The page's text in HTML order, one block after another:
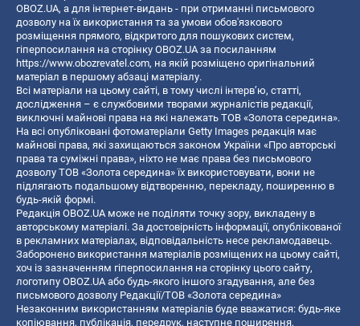
OBOZ.UA, а для інтернет-видань - при отриманні письмового
дозволу на їх використання та за умови обов'язкового
розміщення прямого, відкритого для пошукових систем,
гіперпосилання на сторінку OBOZ.UA за посиланням
https://www.obozrevatel.com, на якій розміщено оригінальний
матеріал в першому абзаці матеріалу.
Всі матеріали на цьому сайті, в тому числі інтерв’ю, статті,
дослідження – є службовими творами журналістів редакції,
виключні майнові права на які належать ТОВ «Золота середина».
На всі опубліковані фотоматеріали Getty Images редакція має
майнові права, які захищаються законом України «Про авторські
права та суміжні права», ніхто не має права без письмового
дозволу ТОВ «Золота середина» їх використовувати, вони не
підлягають подальшому відтворенню, перекладу, поширенню в
будь-якій формі.
Редакція OBOZ.UA може не поділяти точку зору, викладену в
авторському матеріалі. За достовірність інформації, опублікованої
в рекламних матеріалах, відповідальність несе рекламодавець.
Заборонено використання матеріалів розміщених на цьому сайті,
хоч із зазначенням гіперпосилання на сторінку цього сайту,
логотипу OBOZ.UA або будь-якого іншого згадування, але без
письмового дозволу Редакції/ТОВ «Золота середина»
Незаконним використанням матеріалів буде вважатися: будь-яке
копiювання, публiкацiя, передрук, наступне поширення,